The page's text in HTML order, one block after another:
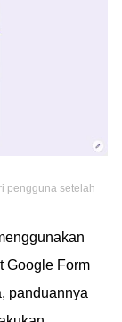
pengguna setelah
Google Form
panduannya